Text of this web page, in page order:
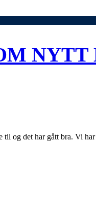
til og det har gått bra. Vi